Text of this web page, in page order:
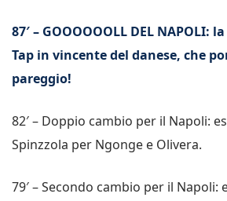
87′ – GOOOOOOLL DEL NAPOLI:
Tap in vincente del danese, che
pareggio!
82′ – Doppio cambio per il Napoli:
Spinzzola per Ngonge e Olivera.
79′ – Secondo cambio per il Napoli: